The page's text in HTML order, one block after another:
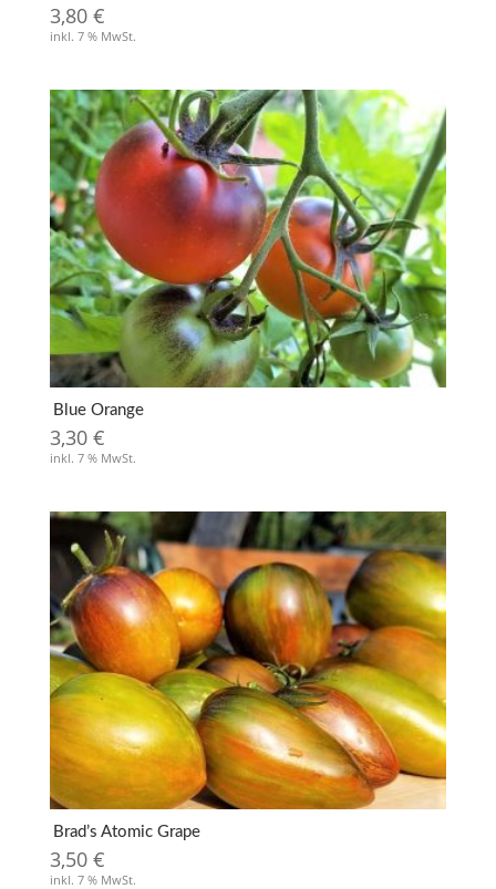
3,80 €
inkl. 7 % MwSt.
Blue Orange
3,30 €
inkl. 7 % MwSt.
Brad’s Atomic Grape
3,50 €
inkl. 7 % MwSt.